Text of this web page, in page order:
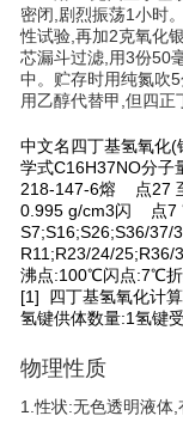
密闭 ,剧烈振荡1小时
性试验,再加2克氧化银
芯漏斗过滤,用3份50
中。贮存时用纯氮吹
用乙醇代替甲,但四正
中文名四丁基氢氧化
学式C16H37NO分子
218-147-6熔 点27
0.995 g/cm3闪 点7
S7;S16;S26;S36/37/
R11;R23/24/
沸点:100℃闪点:7℃折
[1] 四丁基氢氧化计
氢键供体数量:1氢键
物理性质
1.性状:无色透明液体,